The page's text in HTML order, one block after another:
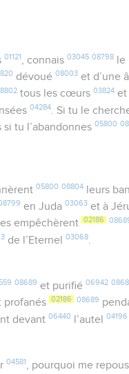
01121 , connais 03045 08798le
dévoué08003 et d’une
tous les cœurs03824 et
04284 . Si tu le
si tu l’abandonnes05800
05800 08804leurs
en Juda03063 et à
les empêchèrent 02186
de l’Eternel03068
08689 et purifié 06942
profanés 02186 08689
devant06440 l’autel04196
04581 , pourquoi me